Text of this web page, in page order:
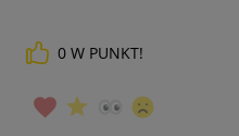
0 W PUNKT!